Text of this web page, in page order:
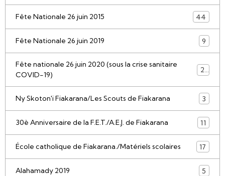
Fête Nationale 26 juin 2015 44
Fête Nationale 26 juin 2019 9
Fête nationale 26 juin 2020 (sous la crise sanitaire
COVID-19)
21
Ny Skoton'i Fiakarana/Les Scouts de Fiakarana 3
30è Anniversaire de la F.E.T./A.E.J. de Fiakarana 11
École catholique de Fiakarana./Matériels scolaires 17
Alahamady 2019 5